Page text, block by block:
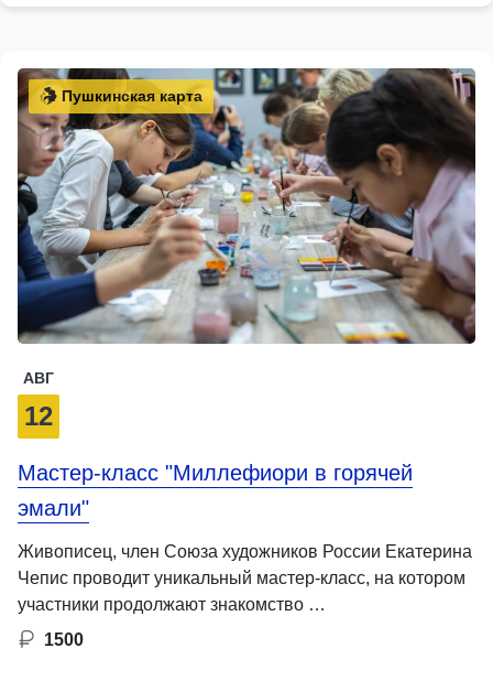
Пушкинская карта
АВГ
12
Мастер-класс "Миллефиори в горячей
эмали"
Живописец, член Союза художников России Екатерина
Чепис проводит уникальный мастер-класс, на котором
участники продолжают знакомство …
1500